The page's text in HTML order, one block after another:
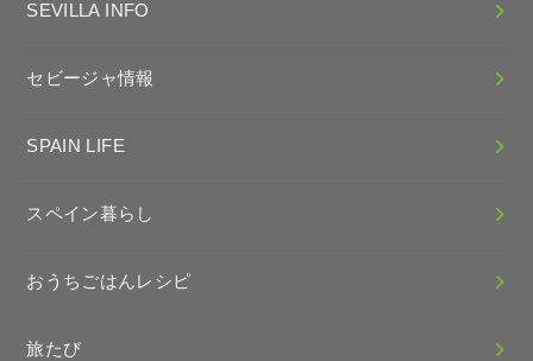
SEVILLA INFO
セビージャ情報
SPAIN LIFE
スペイン暮らし
おうちごはんレシピ
旅たび